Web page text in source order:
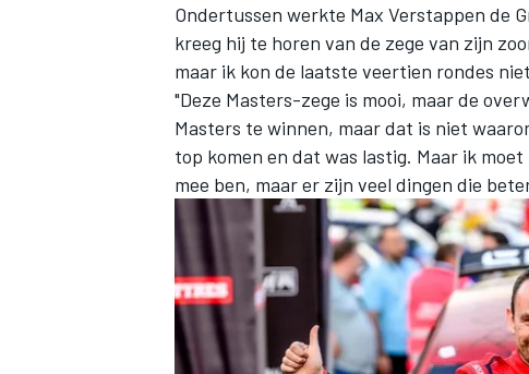
Ondertussen werkte Max Verstappen de
kreeg hij te horen van de zege van zijn
maar ik kon de laatste veertien rondes
"Deze Masters-zege is mooi, maar de
Masters te winnen, maar dat is niet
top komen en dat was lastig. Maar ik
mee ben, maar er zijn veel dingen die